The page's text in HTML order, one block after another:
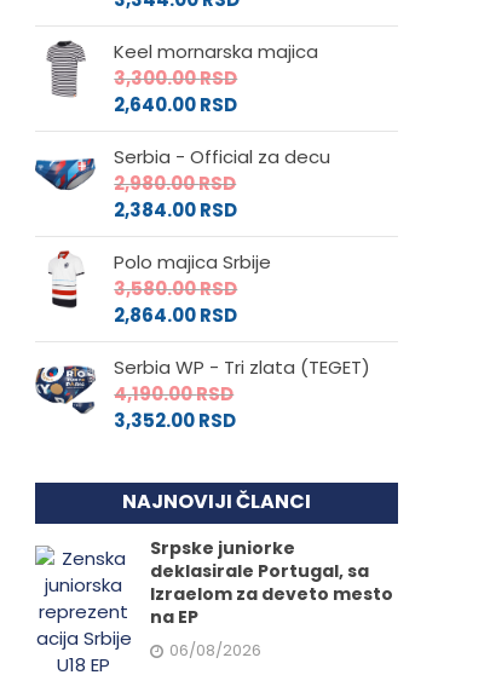
Keel mornarska majica
3,300.00RSD
2,640.00RSD
Serbia - Official za decu
2,980.00RSD
2,384.00RSD
Polo majica Srbije
3,580.00RSD
2,864.00RSD
Serbia WP - Tri zlata (TEGET)
4,190.00RSD
3,352.00RSD
NAJNOVIJI ČLANCI
Srpske juniorke
deklasirale Portugal, sa
Izraelom za deveto mesto
na EP
06/08/2026